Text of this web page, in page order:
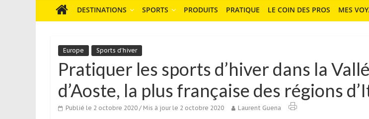
média
sur
sportif
qui
s’adresse
aux
ponctuels
DESTINATIONS SPORTS PRODUITS PRATIQUE LE COIN DES PROS MES
Europe Sports d'hiver
Pratiquer les sports d’hiver dans la
d’Aoste, la plus française des régions
Publié le 2 octobre 2020 / Mis à jour le 2 octobre 2020 Laurent Guena